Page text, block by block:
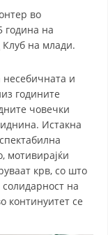
во
година на
Клуб на млади.
несебичната и
годините
човечки
Истакна
мотивирајќи
крв, со што
на
континуитет се